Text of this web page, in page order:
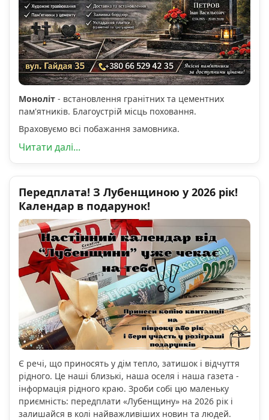
Моноліт - встановлення гранітних та цементних
пам'ятників. Благоустрій місць поховання.
Враховуємо всі побажання замовника.
Читати далі...
Передплата! З Лубенщиною у 2026 рік!
Календар в подарунок!
Є речі, що приносять у дім тепло, затишок і відчуття
рідного. Це наші близькі, наша оселя і наша газета -
інформація рідного краю. Зроби собі цю маленьку
приємність: передплати «Лубенщину» на 2026 рік і
залишайся в колі найважливіших новин та людей.